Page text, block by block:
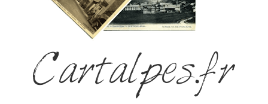
Cartalpes.fr